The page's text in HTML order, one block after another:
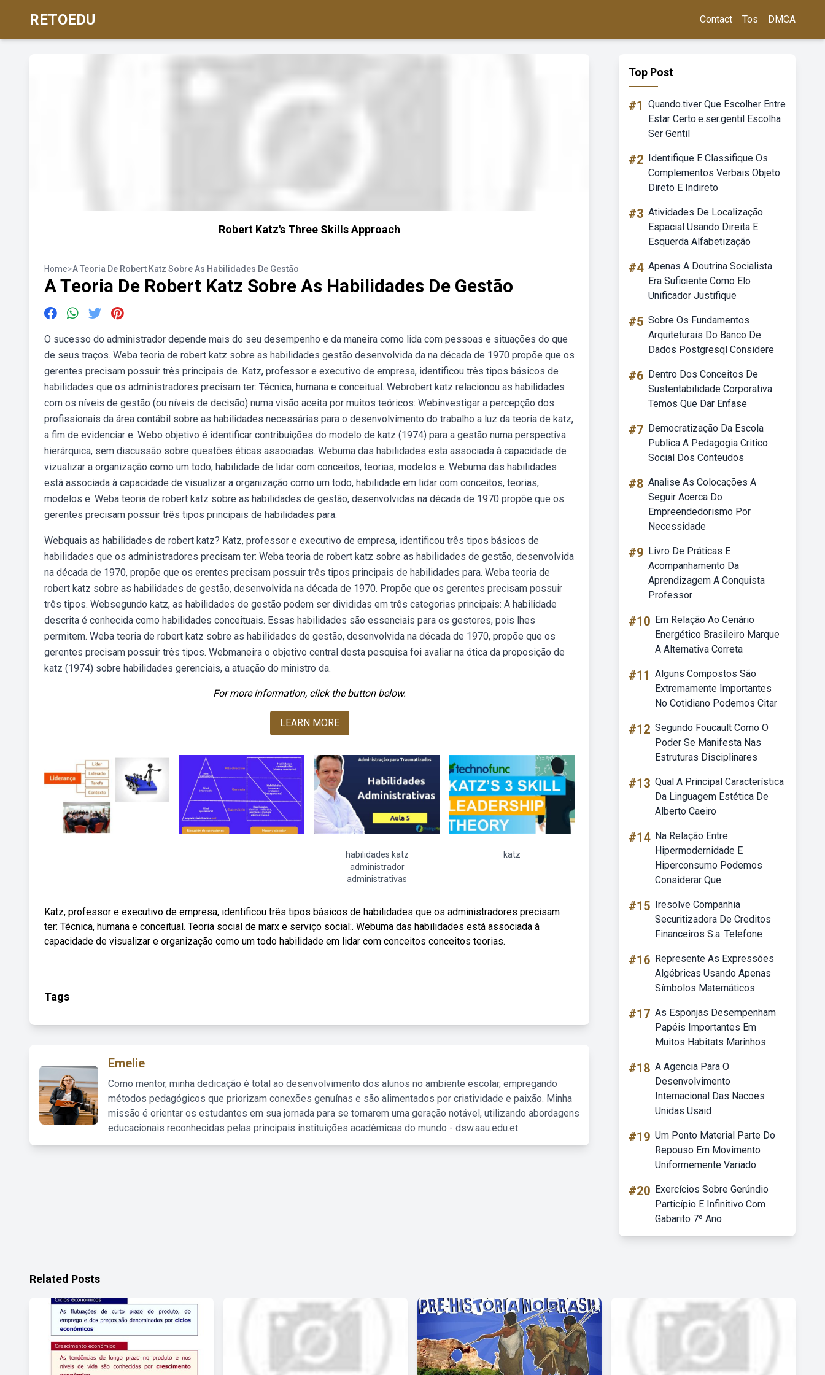
RETOEDU Contact Tos DMCA
Robert Katz's Three Skills Approach
Home>A Teoria De Robert Katz Sobre As Habilidades De Gestão
A Teoria De Robert Katz Sobre As Habilidades De Gestão
O sucesso do administrador depende mais do seu desempenho e da maneira como lida com pessoas e situações do que
de seus traços. Weba teoria de robert katz sobre as habilidades gestão desenvolvida da na década de 1970 propõe que os
gerentes precisam possuir três principais de. Katz, professor e executivo de empresa, identificou três tipos básicos de
habilidades que os administradores precisam ter: Técnica, humana e conceitual. Webrobert katz relacionou as habilidades
com os níveis de gestão (ou níveis de decisão) numa visão aceita por muitos teóricos: Webinvestigar a percepção dos
profissionais da área contábil sobre as habilidades necessárias para o desenvolvimento do trabalho a luz da teoria de katz,
a fim de evidenciar e. Webo objetivo é identificar contribuições do modelo de katz (1974) para a gestão numa perspectiva
hierárquica, sem discussão sobre questões éticas associadas. Webuma das habilidades esta associada à capacidade de
vizualizar a organização como um todo, habilidade de lidar com conceitos, teorias, modelos e. Webuma das habilidades
está associada à capacidade de visualizar a organização como um todo, habilidade em lidar com conceitos, teorias,
modelos e. Weba teoria de robert katz sobre as habilidades de gestão, desenvolvidas na década de 1970 propõe que os
gerentes precisam possuir três tipos principais de habilidades para.
Webquais as habilidades de robert katz? Katz, professor e executivo de empresa, identificou três tipos básicos de
habilidades que os administradores precisam ter: Weba teoria de robert katz sobre as habilidades de gestão, desenvolvida
na década de 1970, propõe que os erentes precisam possuir três tipos principais de habilidades para. Weba teoria de
robert katz sobre as habilidades de gestão, desenvolvida na década de 1970. Propõe que os gerentes precisam possuir
três tipos. Websegundo katz, as habilidades de gestão podem ser divididas em três categorias principais: A habilidade
descrita é conhecida como habilidades conceituais. Essas habilidades são essenciais para os gestores, pois lhes
permitem. Weba teoria de robert katz sobre as habilidades de gestão, desenvolvida na década de 1970, propõe que os
gerentes precisam possuir três tipos. Webmaneira o objetivo central desta pesquisa foi avaliar na ótica da proposição de
katz (1974) sobre habilidades gerenciais, a atuação do ministro da.
For more information, click the button below.
LEARN MORE
habilidades katz
administrador
administrativas
katz
Katz, professor e executivo de empresa, identificou três tipos básicos de habilidades que os administradores precisam
ter: Técnica, humana e conceitual. Teoria social de marx e serviço social:. Webuma das habilidades está associada à
capacidade de visualizar e organização como um todo habilidade em lidar com conceitos conceitos teorias.
Tags
Emelie
Como mentor, minha dedicação é total ao desenvolvimento dos alunos no ambiente escolar, empregando
métodos pedagógicos que priorizam conexões genuínas e são alimentados por criatividade e paixão. Minha
missão é orientar os estudantes em sua jornada para se tornarem uma geração notável, utilizando abordagens
educacionais reconhecidas pelas principais instituições acadêmicas do mundo - dsw.aau.edu.et.
Top Post
#1 Quando.tiver Que Escolher Entre
Estar Certo.e.ser.gentil Escolha
Ser Gentil
#2 Identifique E Classifique Os
Complementos Verbais Objeto
Direto E Indireto
#3 Atividades De Localização
Espacial Usando Direita E
Esquerda Alfabetização
#4 Apenas A Doutrina Socialista
Era Suficiente Como Elo
Unificador Justifique
#5 Sobre Os Fundamentos
Arquiteturais Do Banco De
Dados Postgresql Considere
#6 Dentro Dos Conceitos De
Sustentabilidade Corporativa
Temos Que Dar Enfase
#7 Democratização Da Escola
Publica A Pedagogia Critico
Social Dos Conteudos
#8 Analise As Colocações A
Seguir Acerca Do
Empreendedorismo Por
Necessidade
#9 Livro De Práticas E
Acompanhamento Da
Aprendizagem A Conquista
Professor
#10 Em Relação Ao Cenário
Energético Brasileiro Marque
A Alternativa Correta
#11 Alguns Compostos São
Extremamente Importantes
No Cotidiano Podemos Citar
#12 Segundo Foucault Como O
Poder Se Manifesta Nas
Estruturas Disciplinares
#13 Qual A Principal Característica
Da Linguagem Estética De
Alberto Caeiro
#14 Na Relação Entre
Hipermodernidade E
Hiperconsumo Podemos
Considerar Que:
#15 Iresolve Companhia
Securitizadora De Creditos
Financeiros S.a. Telefone
#16 Represente As Expressões
Algébricas Usando Apenas
Símbolos Matemáticos
#17 As Esponjas Desempenham
Papéis Importantes Em
Muitos Habitats Marinhos
#18 A Agencia Para O
Desenvolvimento
Internacional Das Nacoes
Unidas Usaid
#19 Um Ponto Material Parte Do
Repouso Em Movimento
Uniformemente Variado
#20 Exercícios Sobre Gerúndio
Particípio E Infinitivo Com
Gabarito 7º Ano
Related Posts